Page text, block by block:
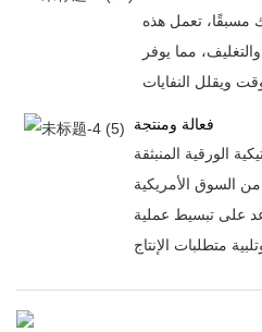
مسبقًا، تعمل هذه
مما يوفر
فعالة ومنتجة
الورقية المنبثقة
من السوق الأمريكية
على تبسيط عملية